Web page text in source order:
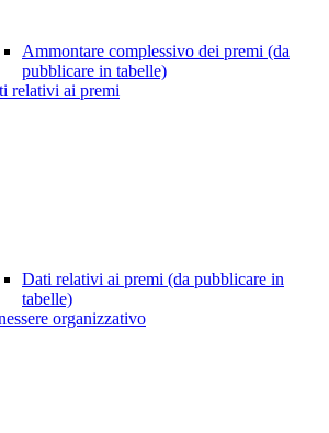
Ammontare complessivo dei premi (da
pubblicare in tabelle)
relativi ai premi
Dati relativi ai premi (da pubblicare in
tabelle)
organizzativo